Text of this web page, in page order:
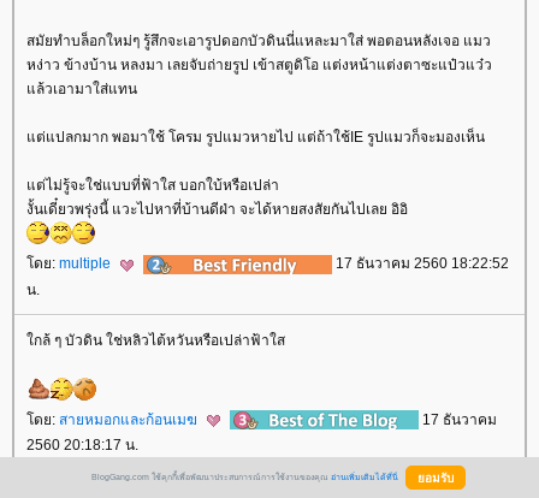
สมัยทำบล็อกใหม่ๆ รู้สึกจะเอารูปดอกบัวดินนี่แหละมาใส่ พอตอนหลังเจอ แมว
หง่าว ข้างบ้าน หลงมา เลยจับถ่ายรูป เข้าสตูดิโอ แต่งหน้าแต่งตาซะแป๋วแว๋ว
ล้วเอามาใส่แทน
ต่แปลกมาก พอมาใช้ โครม รูปแมวหายไป แต่ถ้าใช้IE รูปแมวก็จะมองเห็น
ต่ไม่รู้จะใช่แบบที่ฟ้าใส บอกใบ้หรือเปล่า
งั้นเดี๋ยวพรุ่งนี้ แวะไปหาที่บ้านดีฝ่า จะได้หายสงสัยกันไปเลย อิอิ
ดย: multiple
17 ธันวาคม 2560 18:22:52
น.
กล้ ๆ บัวดิน ใช่หลิวไต้หวันหรือเปล่าฟ้าใส
ดย: สายหมอกและก้อนเมฆ
17 ธันวาคม
2560 20:18:17 น.
BlogGang.com ใช้คุกกี้เพื่อพัฒนาประสบการณ์การใช้งานของคุณ อ่านเพิ่มเติมได้ที่นี่